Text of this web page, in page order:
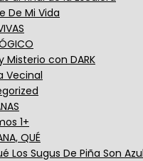
De Mi Vida
Misterio con DARK
Vecinal
1+
QUÉ
Los Sugus De Piña Son